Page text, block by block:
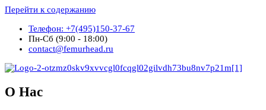
Перейти к содержанию
Телефон: +7(495)150-37-67
Пн-Сб (9:00 - 18:00)
contact@femurhead.ru
О Нас